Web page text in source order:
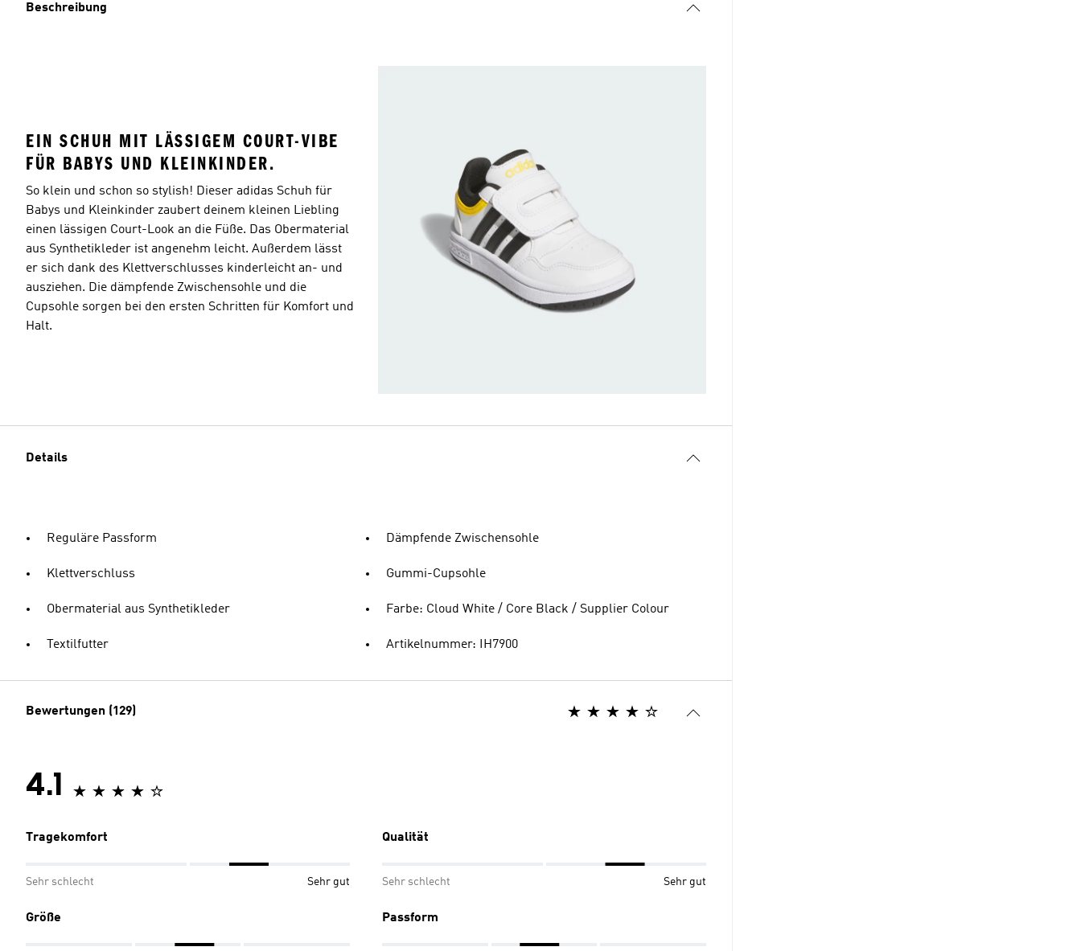
Beschreibung
EIN SCHUH MIT LÄSSIGEM COURT-VIBE
FÜR BABYS UND KLEINKINDER.
So klein und schon so stylish! Dieser adidas Schuh für
Babys und Kleinkinder zaubert deinem kleinen Liebling
einen lässigen Court-Look an die Füße. Das Obermaterial
aus Synthetikleder ist angenehm leicht. Außerdem lässt
er sich dank des Klettverschlusses kinderleicht an- und
ausziehen. Die dämpfende Zwischensohle und die
Cupsohle sorgen bei den ersten Schritten für Komfort und
Halt.
Details
Reguläre Passform
Klettverschluss
Obermaterial aus Synthetikleder
Textilfutter
Dämpfende Zwischensohle
Gummi-Cupsohle
Farbe: Cloud White / Core Black / Supplier Colour
Artikelnummer: IH7900
Bewertungen (129)
4.1
Tragekomfort
Sehr schlecht Sehr gut
Qualität
Sehr schlecht Sehr gut
Größe Passform